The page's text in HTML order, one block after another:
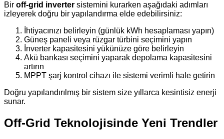
Bir off-grid inverter sistemini kurarken aşağıdaki adımları
izleyerek doğru bir yapılandırma elde edebilirsiniz:
İhtiyacınızı belirleyin (günlük kWh hesaplaması yapın)
Güneş paneli veya rüzgar türbini seçimini yapın
İnverter kapasitesini yükünüze göre belirleyin
Akü bankası seçimini yaparak depolama kapasitesini
artırın
MPPT şarj kontrol cihazı ile sistemi verimli hale getirin
Doğru yapılandırılmış bir sistem size yıllarca kesintisiz enerji
sunar.
Off-Grid Teknolojisinde Yeni Trendler